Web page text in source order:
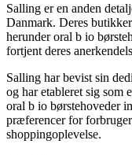
Salling er en anden
Danmark. Deres
herunder oral b io
fortjent deres
Salling har bevist sin
og har etableret sig
oral b io børstehoveder
præferencer for
shoppingoplevelse.